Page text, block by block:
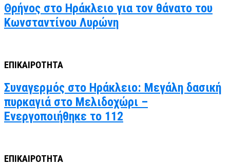
Θρήνος στο Ηράκλειο για τον θάνατο του
Κωνσταντίνου Λυρώνη
ΕΠΙΚΑΙΡΟΤΗΤΑ
Συναγερμός στο Ηράκλειο: Μεγάλη δασική
πυρκαγιά στο Μελιδοχώρι –
Ενεργοποιήθηκε το 112
ΕΠΙΚΑΙΡΟΤΗΤΑ